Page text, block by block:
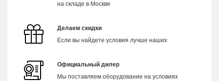
на складе в Москве
Делаем скидки
Если вы найдете условия лучше наших
Официальный дилер
Мы поставляем оборудование на условиях